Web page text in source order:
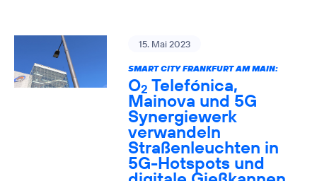
15. Mai 2023
SMART CITY FRANKFURT AM MAIN:
O2 Telefónica,
Mainova und 5G
Synergiewerk
verwandeln
Straßenleuchten in
5G-Hotspots und